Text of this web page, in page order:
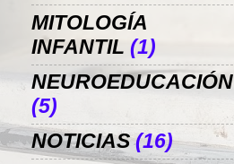
MITOLOGÍA
INFANTIL (1)
NEUROEDUCACIÓN
(5)
NOTICIAS (16)